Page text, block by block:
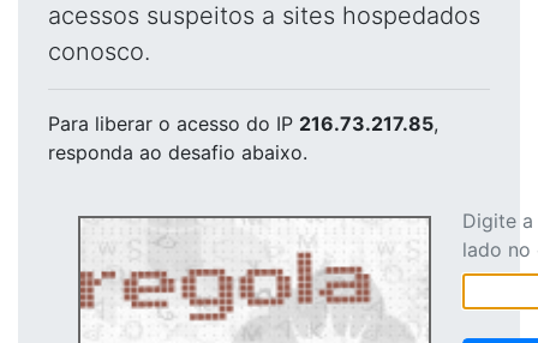
acessos suspeitos a sites hospedados
conosco.
Para liberar o acesso do IP 216.73.217.85,
responda ao desafio abaixo.
Digite
lado no